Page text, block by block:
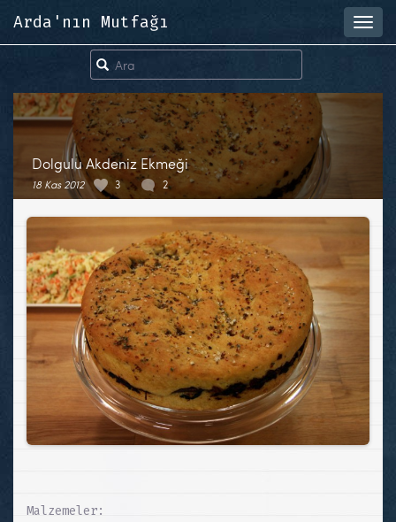
Arda'nın Mutfağı
Dolgulu Akdeniz Ekmeği
18 Kas 2012 3 2
Malzemeler: